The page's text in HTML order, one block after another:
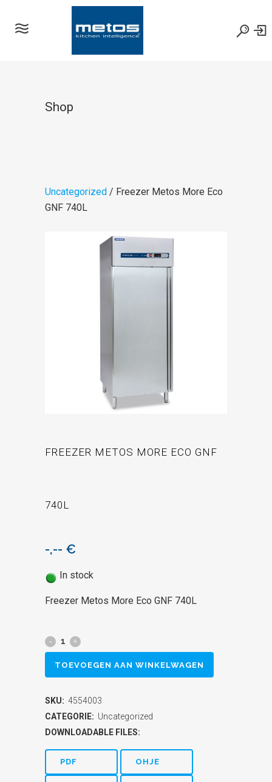
Shop
Uncategorized / Freezer Metos More Eco
GNF 740L
FREEZER METOS MORE ECO GNF
740L
-,-- €
In stock
Freezer Metos More Eco GNF 740L
Freezer
Metos
Eco
GNF
740L
quantity
TOEVOEGEN AAN WINKELWAGEN
SKU: 4554003
CATEGORIE: Uncategorized
DOWNLOADABLE FILES:
PDF OHJE